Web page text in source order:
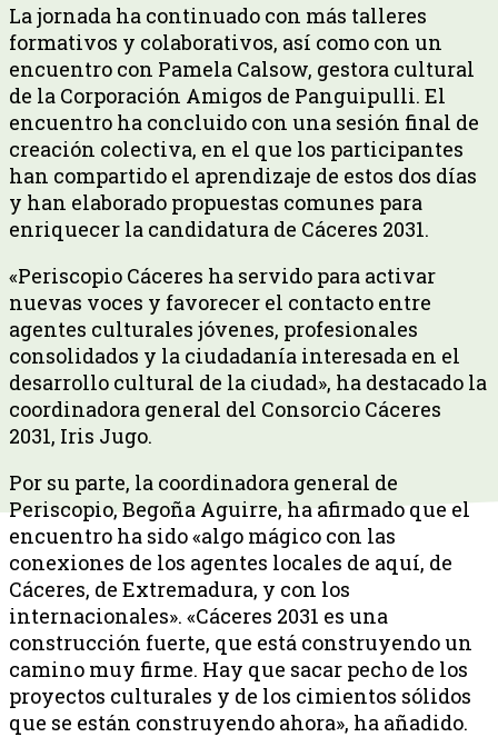
La jornada ha continuado con más talleres
formativos y colaborativos, así como con un
encuentro con Pamela Calsow, gestora cultural
de la Corporación Amigos de Panguipulli. El
encuentro ha concluido con una sesión final de
creación colectiva, en el que los participantes
han compartido el aprendizaje de estos dos días
y han elaborado propuestas comunes para
enriquecer la candidatura de Cáceres 2031.
«Periscopio Cáceres ha servido para activar
nuevas voces y favorecer el contacto entre
agentes culturales jóvenes, profesionales
consolidados y la ciudadanía interesada en el
desarrollo cultural de la ciudad», ha destacado la
coordinadora general del Consorcio Cáceres
2031, Iris Jugo.
Por su parte, la coordinadora general de
Periscopio, Begoña Aguirre, ha afirmado que el
encuentro ha sido «algo mágico con las
conexiones de los agentes locales de aquí, de
Cáceres, de Extremadura, y con los
internacionales». «Cáceres 2031 es una
construcción fuerte, que está construyendo un
camino muy firme. Hay que sacar pecho de los
proyectos culturales y de los cimientos sólidos
que se están construyendo ahora», ha añadido.